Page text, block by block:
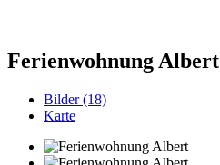
Ferienwohnung Albert
Bilder (18)
Karte